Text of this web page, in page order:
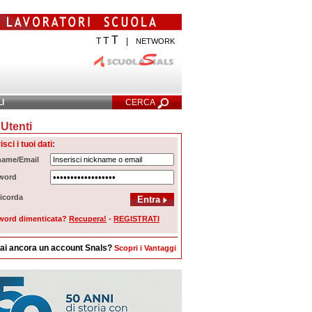
T TT NETWORK
CERCA
Avanzata
i tuoi dati:
Email
dimenticata? Recupera! - REGISTRATI
ancora un account Snals? Scopri i Vantaggi